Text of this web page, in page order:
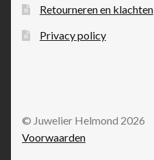
Retourneren en klachten
Privacy policy
© Juwelier Helmond 2026
Voorwaarden